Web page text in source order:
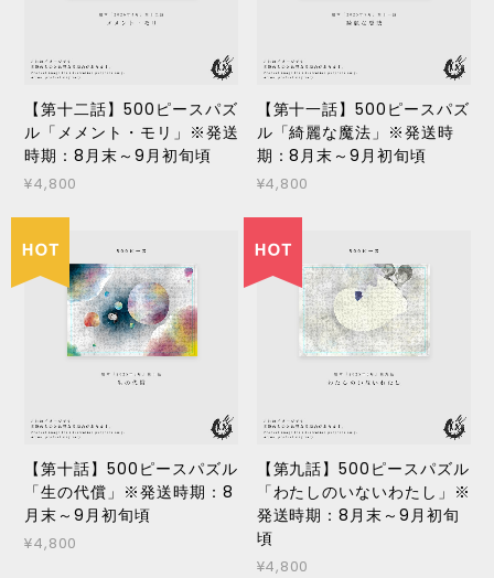
【第十二話】500ピースパズ
ル「メメント・モリ」※発送
時期：8月末～9月初旬頃
¥4,800
【第十一話】500ピースパズ
ル「綺麗な魔法」※発送時
期：8月末～9月初旬頃
¥4,800
【第十話】500ピースパズル
「生の代償」※発送時期：8
月末～9月初旬頃
¥4,800
【第九話】500ピースパズル
「わたしのいないわたし」※
発送時期：8月末～9月初旬
頃
¥4,800